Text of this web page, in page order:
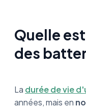
Quelle
des
La durée de vie
années, mais en